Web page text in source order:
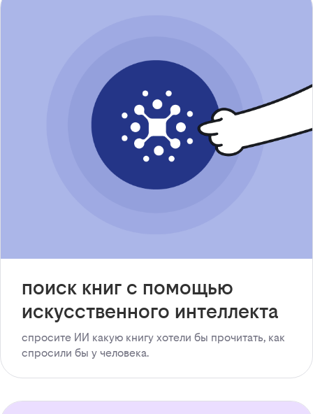
поиск книг с помощью
искусственного интеллекта
спросите ИИ какую книгу хотели бы прочитать, как
спросили бы у человека.